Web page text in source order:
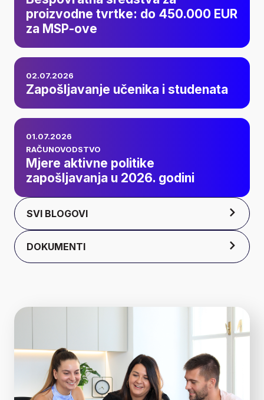
proizvodne tvrtke:
do 450.000 EUR za
MSP-ove
proizvodne tvrtke: do 450.000 EUR
za MSP-ove
Zapošljavanje
učenika i studenata
02.07.2026
Zapošljavanje učenika i studenata
Mjere aktivne
politike
zapošljavanja u
2026. godini
01.07.2026
RAČUNOVODSTVO
Mjere aktivne politike
zapošljavanja u 2026. godini
SVI BLOGOVI
DOKUMENTI